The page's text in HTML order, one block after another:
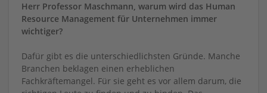
Herr Professor Maschmann, warum wird das Human
Resource Management für Unternehmen immer
wichtiger?
Dafür gibt es die unterschiedlichsten Gründe. Manche
Branchen beklagen einen erheblichen
Fachkräftemangel. Für sie geht es vor allem darum, die